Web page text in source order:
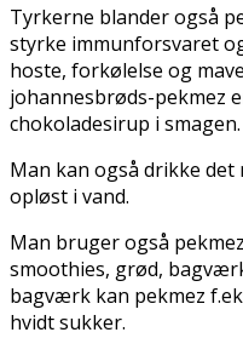
Tyrkerne blander også
styrke immunforsvaret
hoste, forkølelse og
johannesbrøds-pekmez
chokoladesirup i smagen.
Man kan også drikke
opløst i vand.
Man bruger også
smoothies, grød,
bagværk kan pekmez
hvidt sukker.